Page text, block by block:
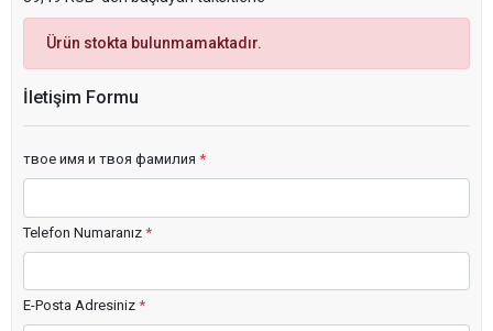
Ürün stokta bulunmamaktadır.
İletişim Formu
твое имя и твоя фамилия *
Telefon Numaranız *
E-Posta Adresiniz *